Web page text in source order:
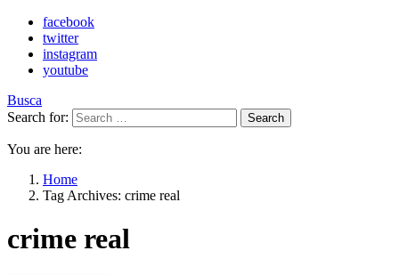
facebook
twitter
instagram
youtube
Busca
Search for:
Search
You are here:
Home
Tag Archives: crime real
crime real